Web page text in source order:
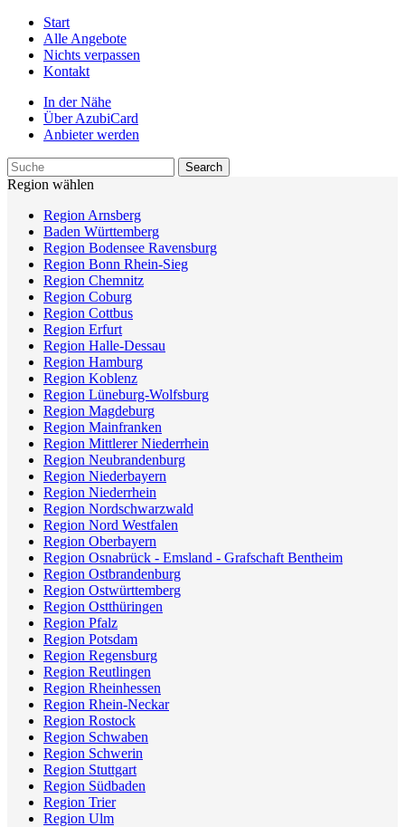
Start
Alle Angebote
Nichts verpassen
Kontakt
In der Nähe
Über AzubiCard
Anbieter werden
Region wählen
Region Arnsberg
Baden Württemberg
Region Bodensee Ravensburg
Region Bonn Rhein-Sieg
Region Chemnitz
Region Coburg
Region Cottbus
Region Erfurt
Region Halle-Dessau
Region Hamburg
Region Koblenz
Region Lüneburg-Wolfsburg
Region Magdeburg
Region Mainfranken
Region Mittlerer Niederrhein
Region Neubrandenburg
Region Niederbayern
Region Niederrhein
Region Nordschwarzwald
Region Nord Westfalen
Region Oberbayern
Region Osnabrück - Emsland - Grafschaft Bentheim
Region Ostbrandenburg
Region Ostwürttemberg
Region Ostthüringen
Region Pfalz
Region Potsdam
Region Regensburg
Region Reutlingen
Region Rheinhessen
Region Rhein-Neckar
Region Rostock
Region Schwaben
Region Schwerin
Region Stuttgart
Region Südbaden
Region Trier
Region Ulm